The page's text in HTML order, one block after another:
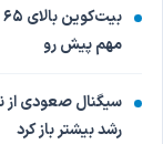
مهم پیش رو
رشد بیشتر باز کرد